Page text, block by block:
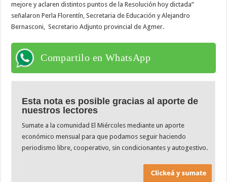
mejore y aclaren distintos puntos de la Resolución hoy dictada”
señalaron Perla Florentín, Secretaria de Educación y Alejandro
Bernasconi, Secretario Adjunto provincial de Agmer.
Compartilo en WhatsApp
Esta nota es posible gracias al aporte de
nuestros lectores
Sumate a la comunidad El Miércoles mediante un aporte
económico mensual para que podamos seguir haciendo
periodismo libre, cooperativo, sin condicionantes y autogestivo.